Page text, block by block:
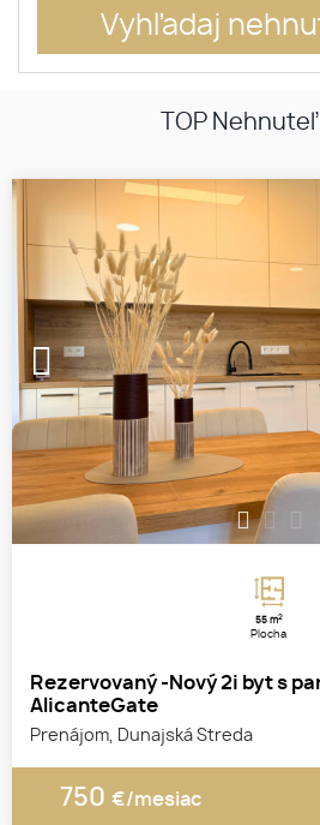
Vyhľadaj
TOP
1
55 m2
Plocha
Rezervovaný -Nový 2i byt s
AlicanteGate
Prenájom, Dunajská Streda
750 €/mesiac